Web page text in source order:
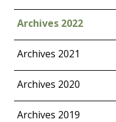
Archives 2022
Archives 2021
Archives 2020
Archives 2019